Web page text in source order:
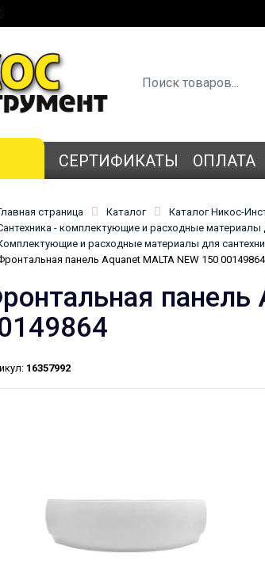
СЕРТИФИКАТЫ ОПЛАТА
страница Каталог
Каталог Никос-
- комплектующие и расходные материалы
и расходные материалы для
панель Aquanet MALTA NEW 150 00149864
панель
16357992